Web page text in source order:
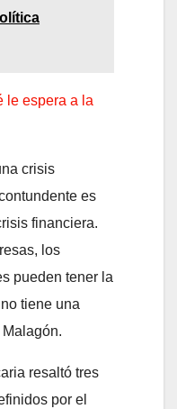
le espera a la
crisis
es
financiera.
los
pueden tener la
tiene una
resaltó tres
por el